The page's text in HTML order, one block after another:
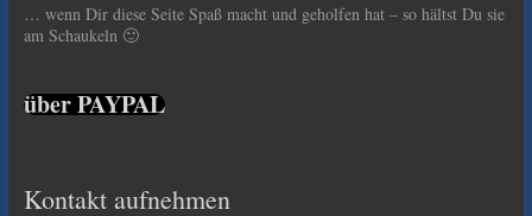
… wenn Dir diese Seite Spaß macht und geholfen hat – so hältst Du sie
am Schaukeln 🙂
über PAYPAL
Kontakt aufnehmen